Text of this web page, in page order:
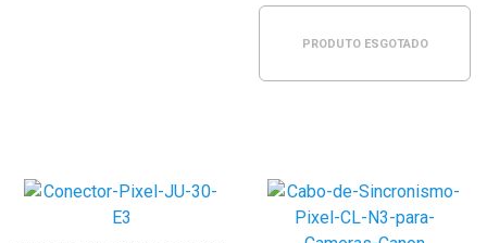
PRODUTO ESGOTADO